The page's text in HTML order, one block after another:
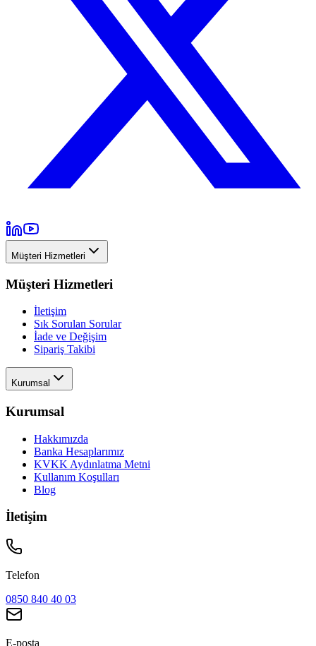
Müşteri Hizmetleri
Müşteri Hizmetleri
İletişim
Sık Sorulan Sorular
İade ve Değişim
Sipariş Takibi
Kurumsal
Kurumsal
Hakkımızda
Banka Hesaplarımız
KVKK Aydınlatma Metni
Kullanım Koşulları
Blog
İletişim
Telefon
0850 840 40 03
E-posta